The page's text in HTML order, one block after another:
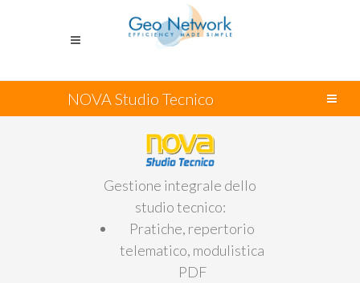
NOVA Studio Tecnico
Gestione integrale dello
studio tecnico:
Pratiche, repertorio
telematico, modulistica
PDF